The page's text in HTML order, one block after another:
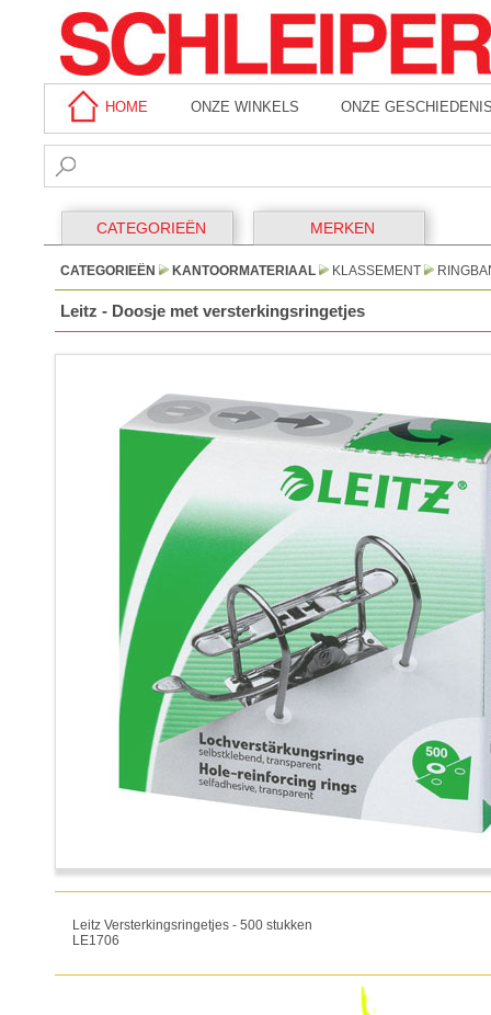
HOME ONZE WINKELS ONZE
CATEGORIEËN MERKEN
CATEGORIEËN KANTOORMATERIAAL KLASSEMENT
Leitz - Doosje met versterkingsringetjes
Leitz Versterkingsringetjes - 500 stukken
LE1706